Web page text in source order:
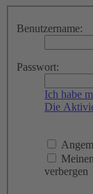
Benutzername:
Passwort:
Ich habe
Die
verbergen